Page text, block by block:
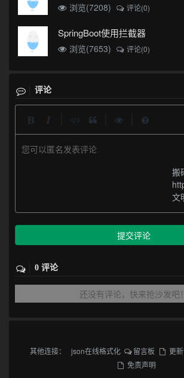
浏览(7208)
评论(0)
SpringBoot使用拦截器
浏览(7653) 评论(0)
评论
您可以匿名发表评论
搬
文
提交评论
0 评论
还没有评论，快来抢沙发吧！
其他连接： json在线格式化 留言板 更
免责声明